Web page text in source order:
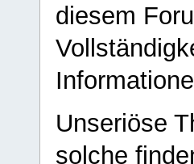
diesem
Unseriöse
solche